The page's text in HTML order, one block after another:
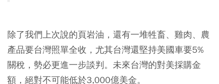
除了我們上次說的頁岩油，還有一堆牲畜、雞肉、農
產品要台灣照單全收，尤其台灣還堅持美國車要5%
關稅，勢必更進一步談判。未來台灣的對美採購金
額，絕對不可能低於3,000億美金。